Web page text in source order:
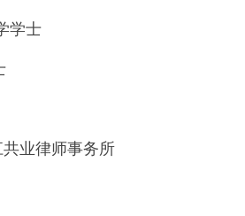
学士
共业律师事务所